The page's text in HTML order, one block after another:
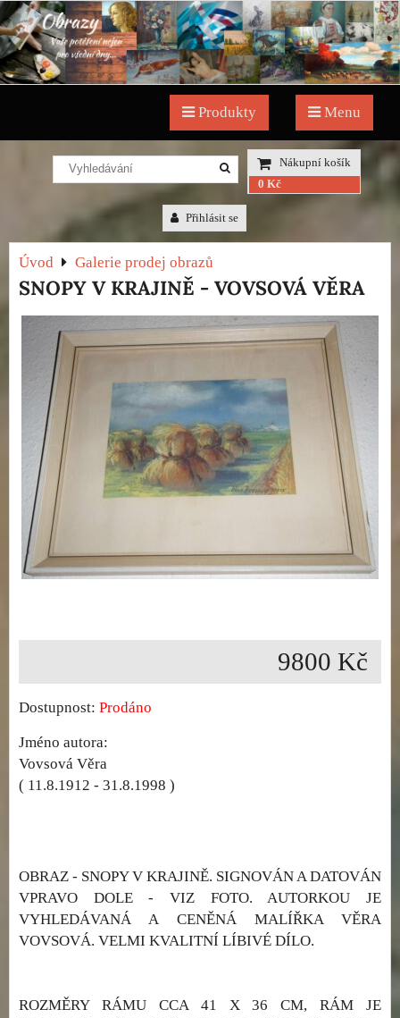
Produkty Menu
Nákupní košík
0 Kč
Přihlásit se
Úvod Galerie prodej obrazů
SNOPY V KRAJINĚ - VOVSOVÁ VĚRA
9800 Kč
Dostupnost: Prodáno
Jméno autora:
Vovsová Věra
( 11.8.1912 - 31.8.1998 )
OBRAZ - SNOPY V KRAJINĚ. SIGNOVÁN A DATOVÁN
VPRAVO DOLE - VIZ FOTO. AUTORKOU JE
VYHLEDÁVANÁ A CENĚNÁ MALÍŘKA VĚRA
VOVSOVÁ. VELMI KVALITNÍ LÍBIVÉ DÍLO.
ROZMĚRY RÁMU CCA 41 X 36 CM, RÁM JE